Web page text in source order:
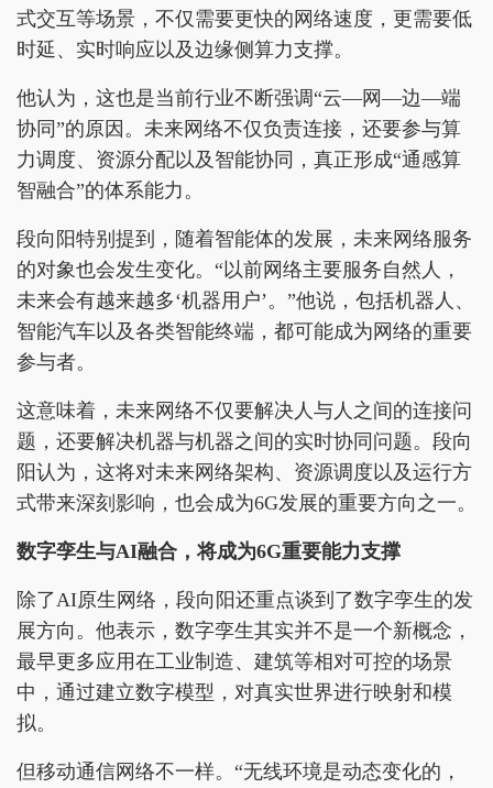
式交互等场景，不仅需要更快的网络速度，更需要低
时延、实时响应以及边缘侧算力支撑。
他认为，这也是当前行业不断强调“云—网—边—端
协同”的原因。未来网络不仅负责连接，还要参与算
力调度、资源分配以及智能协同，真正形成“通感算
智融合”的体系能力。
段向阳特别提到，随着智能体的发展，未来网络服务
的对象也会发生变化。“以前网络主要服务自然人，
未来会有越来越多‘机器用户’。”他说，包括机器人、
智能汽车以及各类智能终端，都可能成为网络的重要
参与者。
这意味着，未来网络不仅要解决人与人之间的连接问
题，还要解决机器与机器之间的实时协同问题。段向
阳认为，这将对未来网络架构、资源调度以及运行方
式带来深刻影响，也会成为6G发展的重要方向之一。
数字孪生与AI融合，将成为6G重要能力支撑
除了AI原生网络，段向阳还重点谈到了数字孪生的发
展方向。他表示，数字孪生其实并不是一个新概念，
最早更多应用在工业制造、建筑等相对可控的场景
中，通过建立数字模型，对真实世界进行映射和模
拟。
但移动通信网络不一样。“无线环境是动态变化的，